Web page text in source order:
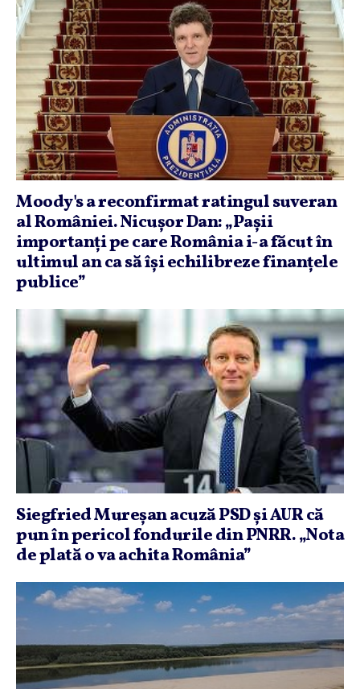
Moody's a reconfirmat ratingul suveran
al României. Nicuşor Dan: „Paşii
importanţi pe care România i-a făcut în
ultimul an ca să îşi echilibreze finanţele
publice”
Siegfried Mureşan acuză PSD şi AUR că
pun în pericol fondurile din PNRR. „Nota
de plată o va achita România”